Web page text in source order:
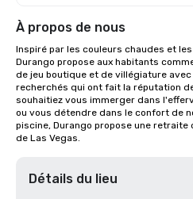
À propos de nous
Inspiré par les couleurs chaudes et
Durango propose aux habitants
de jeu boutique et de villégiature
recherchés qui ont fait la réputation
souhaitiez vous immerger dans
ou vous détendre dans le confort de
piscine, Durango propose une
de Las Vegas.
Détails du lieu